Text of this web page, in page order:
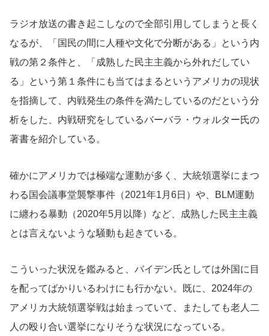
ラジオ放送の書き起こしなので全部引用してしまうと長く
なるが、「国民の間に人種や文化で分断がある」という内
戦の第２条件と、「成熟した民主主義から外れだしてい
る」という第１条件にも当てはまるというアメリカの現状
を指摘して、内戦発生の条件を満たしているのだという分
析をした、内戦研究をしているバーバラ・ウォルター氏の
著書を紹介している。
確かにアメリカでは極端な運動が多く、大統領選挙にまつ
わる国会議事堂襲撃事件（2021年1月6日）や、BLM運動
に纏わる暴動（2020年5月以降）など、成熟した民主主義
とは言えないような騒動も起きている。
こういった状況を鑑みると、バイデン氏としては外国に目
を配ってばかりいるわけにも行かない。既に、2024年の
アメリカ大統領選挙戦は始まっていて、またしても老人二
人の殴り合い選挙になりそうな状況になっている。